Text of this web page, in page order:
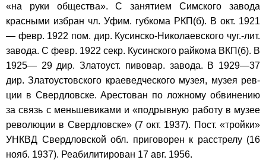
«на руки общества». С занятием Симского завода
красными избран чл. Уфим. губкома РКП(б). В окт. 1921
— февр. 1922 пом. дир. Кусинско-Николаевского чуг.-лит.
завода. С февр. 1922 секр. Кусинского райкома ВКП(б). В
1925— 29 дир. Златоуст. пивовар. завода. В 1929—37
дир. Златоустовского краеведческого музея, музея рев-
ции в Свердловске. Арестован по ложному обвинению
за связь с меньшевиками и «подрывную работу в музее
революции в Свердловске» (7 окт. 1937). Пост. «тройки»
УНКВД Свердловской обл. приговорен к расстрелу (16
нояб. 1937). Реабилитирован 17 авг. 1956.